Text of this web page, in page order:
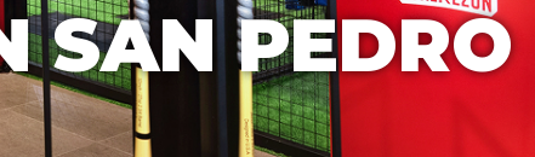
SAN PEDRO